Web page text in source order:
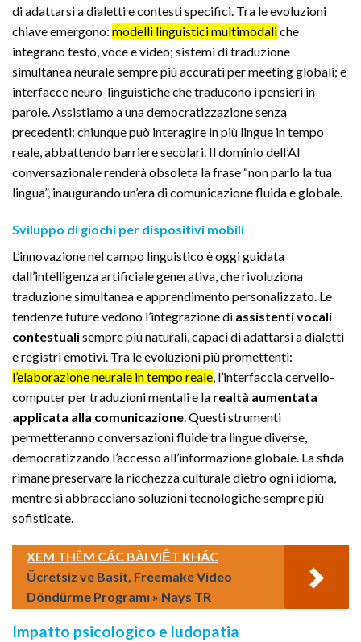
di adattarsi a dialetti e contesti specifici. Tra le evoluzioni
chiave emergono: modelli linguistici multimodaliche
integrano testo, voce e video; sistemi di traduzione
simultanea neurale sempre più accurati per meeting globali; e
interfacce neuro-linguistiche che traducono i pensieri in
parole. Assistiamo a una democratizzazione senza
precedenti: chiunque può interagire in più lingue in tempo
reale, abbattendo barriere secolari. Il dominio dell’AI
conversazionale renderà obsoleta la frase “non parlo la tua
lingua”, inaugurando un’era di comunicazione fluida e globale.
Sviluppo di giochi per dispositivi mobili
L’innovazione nel campo linguistico è oggi guidata
dall’intelligenza artificiale generativa, che rivoluziona
traduzione simultanea e apprendimento personalizzato. Le
tendenze future vedono l’integrazione di assistenti vocali
contestualisempre più naturali, capaci di adattarsi a dialetti
e registri emotivi. Tra le evoluzioni più promettenti:
l’elaborazione neurale in tempo reale, l’interfaccia cervello-
computer per traduzioni mentali e la realtà aumentata
applicata alla comunicazione. Questi strumenti
permetteranno conversazioni fluide tra lingue diverse,
democratizzando l’accesso all’informazione globale. La sfida
rimane preservare la ricchezza culturale dietro ogni idioma,
mentre si abbracciano soluzioni tecnologiche sempre più
sofisticate.
XEM THÊM CÁC BÀI VIẾT KHÁC
Ücretsiz ve Basit, Freemake Video
Döndürme Programı » Nays TR
Impatto psicologico e ludopatia